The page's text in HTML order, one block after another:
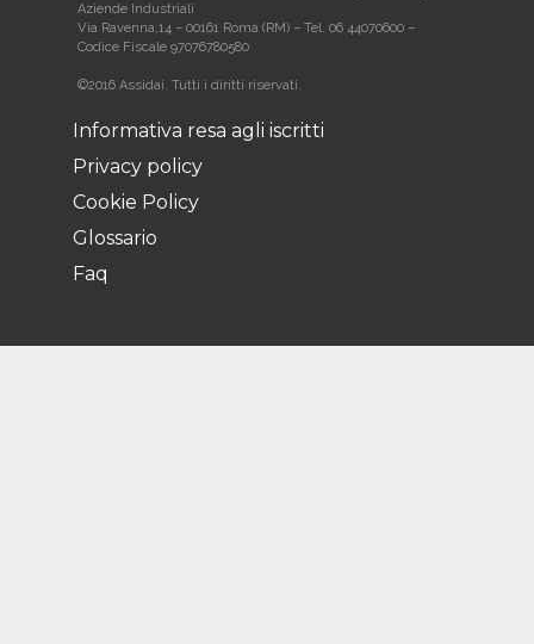
Aziende Industriali
Via Ravenna,14 – 00161 Roma (RM) – Tel. 06 44070600 –
Codice Fiscale 97076780580
©2016 Assidai. Tutti i diritti riservati.
Informativa resa agli iscritti
Privacy policy
Cookie Policy
Glossario
Faq